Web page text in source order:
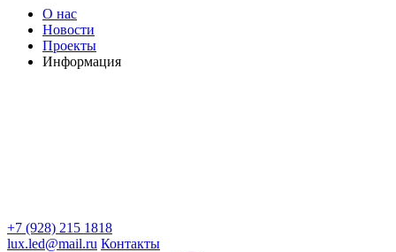
О нас
Новости
Проекты
Информация
+7 (928) 215 1818
lux.led@mail.ru Контакты